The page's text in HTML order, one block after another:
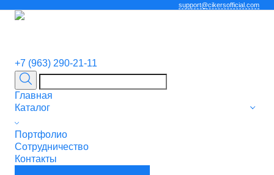
support@cikersofficial.com
+7 (963) 290-21-11
Главная
Каталог
Портфолио
Сотрудничество
Контакты